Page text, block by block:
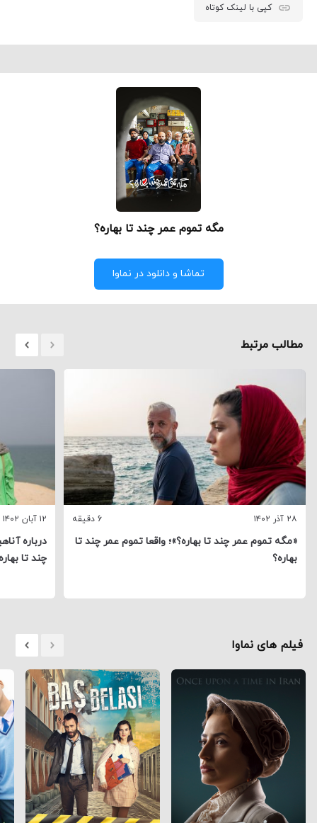
کپی با لینک کوتاه
مگه تموم عمر چند تا بهاره؟‌
تماشا و دانلود در نماوا
مطالب مرتبط
۲۸ آذر ۱۴۰۲ 6 دقیقه
«مگه تموم عمر چند تا بهاره؟»؛‌ واقعا تموم عمر چند تا
بهاره؟
۱۲ آبان ۱۴۰۲
درباره
چند تا
فیلم های نماوا